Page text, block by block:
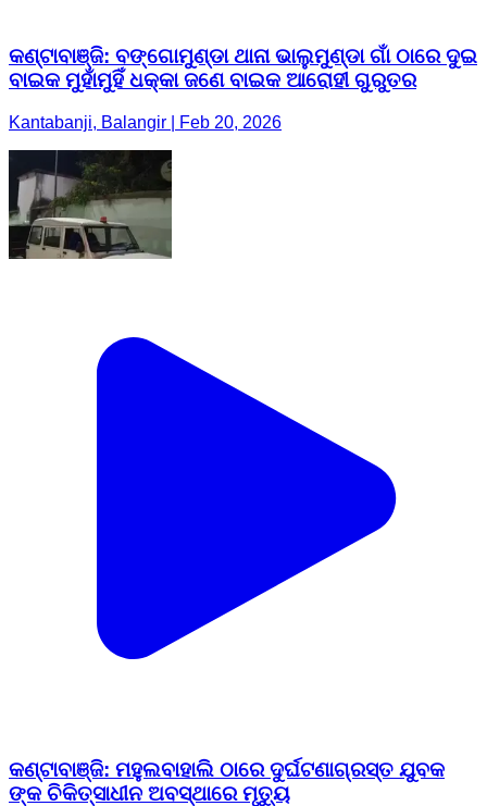
କଣ୍ଟାବାଞ୍ଜି: ବଙ୍ଗୋମୁଣ୍ଡା ଥାନା ଭାଲୁମୁଣ୍ଡା ଗାଁ ଠାରେ ଦୁଇ
ବାଇକ ମୁହାଁମୁହିଁ ଧକ୍କା ଜଣେ ବାଇକ ଆରୋହୀ ଗୁରୁତର
Kantabanji, Balangir | Feb 20, 2026
କଣ୍ଟାବାଞ୍ଜି: ମହୁଲବାହାଲି ଠାରେ ଦୁର୍ଘଟଣାଗ୍ରସ୍ତ ଯୁବକ
ଙ୍କ ଚିକିତ୍ସାଧୀନ ଅବସ୍ଥାରେ ମୃତ୍ୟୁ